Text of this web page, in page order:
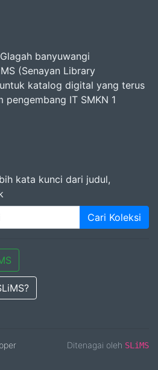
banyuwangi
(Senayan Library
katalog digital yang terus
IT SMKN 1
kata kunci dari judul,
Cari Koleksi
Ditenagai oleh SLiMS